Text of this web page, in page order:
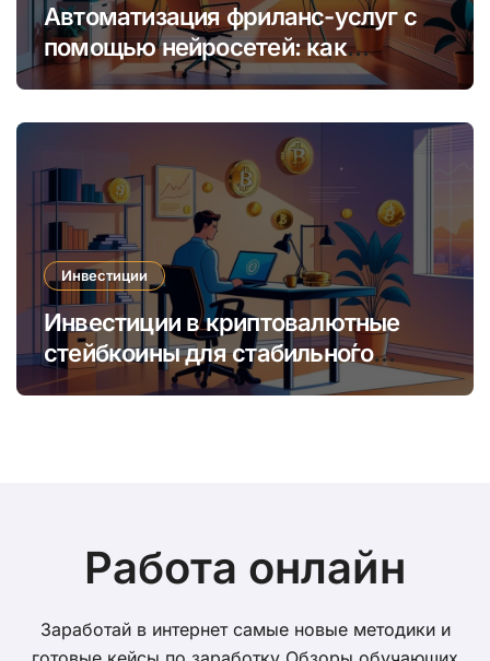
Автоматизация фриланс-услуг с
помощью нейросетей: как
увеличить доход и сократить
Инвестиции
Инвестиции в криптовалютные
стейбкоины для стабильно́го
онлайн-заработка в условиях
Работа онлайн
Заработай в интернет самые новые методики и